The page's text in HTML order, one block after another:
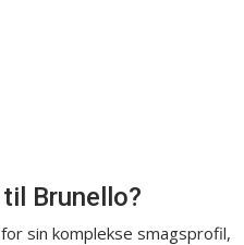
Brunello?
sin komplekse smagsprofil,